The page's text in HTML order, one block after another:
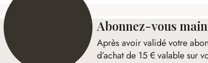
Abonnez-vous
Après avoir validé votre
d’achat de 15 € valable sur